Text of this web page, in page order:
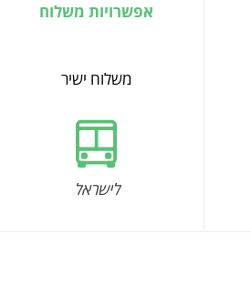
אפשרויות משלוח
משלוח ישיר
לישראל